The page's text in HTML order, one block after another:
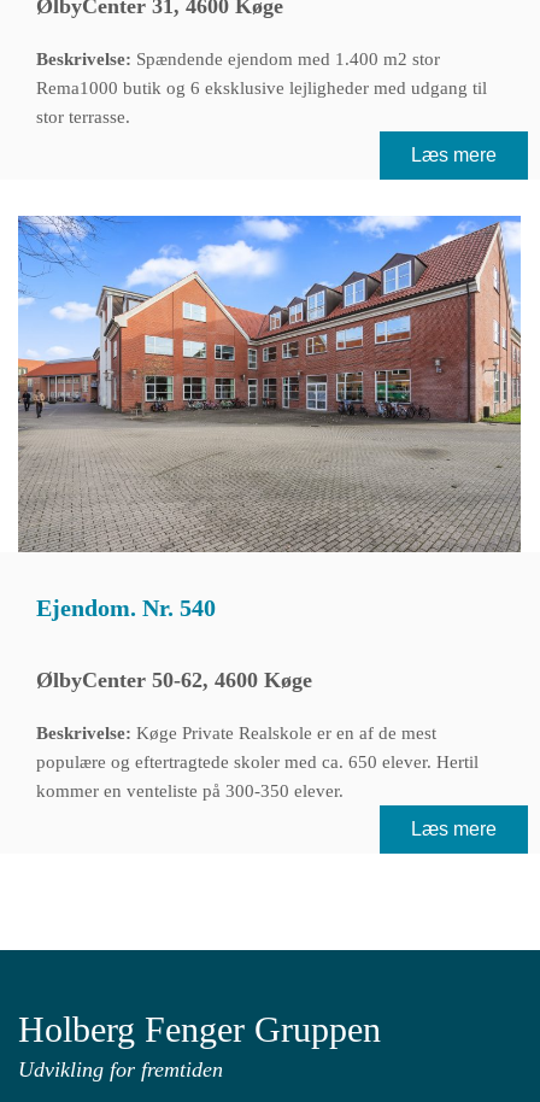
ØlbyCenter 31, 4600 Køge
Beskrivelse: Spændende ejendom med 1.400 m2 stor
Rema1000 butik og 6 eksklusive lejligheder med udgang til
stor terrasse.
Læs mere
Ejendom. Nr. 540
ØlbyCenter 50-62, 4600 Køge
Beskrivelse: Køge Private Realskole er en af de mest
populære og eftertragtede skoler med ca. 650 elever. Hertil
kommer en venteliste på 300-350 elever.
Læs mere
Holberg Fenger Gruppen
Udvikling for fremtiden